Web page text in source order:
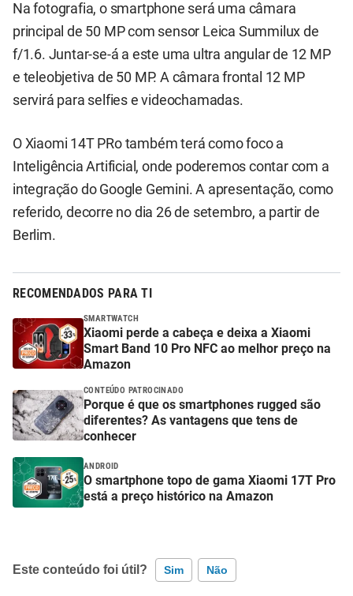
Na fotografia, o smartphone será uma câmara
principal de 50 MP com sensor Leica Summilux de
f/1.6. Juntar-se-á a este uma ultra angular de 12 MP
e teleobjetiva de 50 MP. A câmara frontal 12 MP
servirá para selfies e videochamadas.
O Xiaomi 14T PRo também terá como foco a
Inteligência Artificial, onde poderemos contar com a
integração do Google Gemini. A apresentação, como
referido, decorre no dia 26 de setembro, a partir de
Berlim.
RECOMENDADOS PARA TI
SMARTWATCH
Xiaomi perde a cabeça e deixa a Xiaomi
Smart Band 10 Pro NFC ao melhor preço na
Amazon
CONTEÚDO PATROCINADO
Porque é que os smartphones rugged são
diferentes? As vantagens que tens de
conhecer
ANDROID
O smartphone topo de gama Xiaomi 17T Pro
está a preço histórico na Amazon
Este conteúdo foi útil? Sim Não